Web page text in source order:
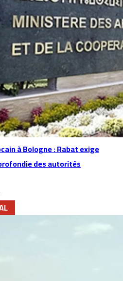
à Bologne : Rabat exige
des autorités